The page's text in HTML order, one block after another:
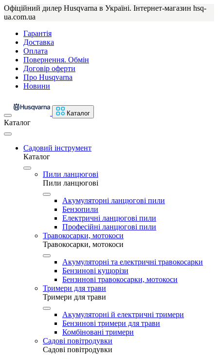
Офіційний дилер Husqvarna в Україні. Інтернет-магазин hsq-
ua.com.ua
Гарантія
Доставка
Оплата
Повернення. Обмін
Договір оферти
Про Husqvarna
Новини
Каталог
Каталог
Садовий інструмент
Каталог
Пили ланцюгові
Пили ланцюгові
Акумуляторні ланцюгові пили
Бензопили
Електричні ланцюгові пили
Професійні ланцюгові пили
Травокосарки, мотокоси
Травокосарки, мотокоси
Акумуляторні та електричні травокосарки
Бензинові кущорізи
Бензинові травокосарки, мотокоси
Тримери для трави
Тримери для трави
Акумуляторні й електричні тримери
Бензинові тримери для трави
Комбіновані тримери
Садові повітродувки
Садові повітродувки